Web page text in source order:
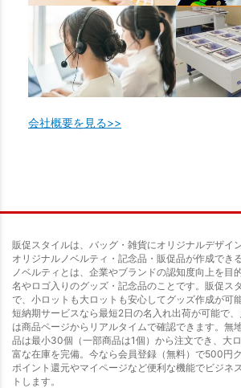
会社概要を見る>>
販促スタイルは、バッグ・雑貨にオリジナルデザイ
オリジナルノベルティ・記念品・販促品が作成でき
ノベルティとは、企業やブランドの認知度向上を目
名やロゴ入りのグッズ・記念品のことです。販促ス
で、小ロットも大ロットも安心してグッズ作成が可能
短納期サービスなら最短2日の名入れ出荷が可能で
は商品ページからリアルタイムで確認できます。無
品は最小30個（一部商品は1個）から注文でき、大
富な在庫を完備。今なら会員登録（無料）で500円
ポイント還元やマイページなど便利な機能でビジネ
トします。